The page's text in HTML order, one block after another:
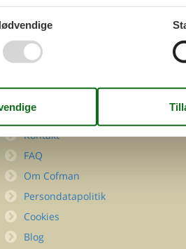
INFORMATION
Kontakt
FAQ
Om Cofman
Persondatapolitik
Cookies
Blog